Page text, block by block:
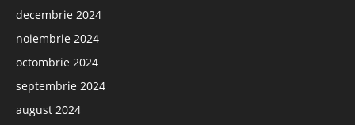
decembrie 2024
noiembrie 2024
octombrie 2024
septembrie 2024
august 2024